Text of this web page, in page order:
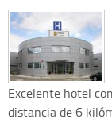
Excelente hotel
distancia de 6